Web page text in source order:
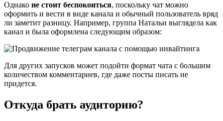
Однако не стоит беспокоиться, поскольку чат можно
оформить и вести в виде канала и обычный пользователь вряд
ли заметит разницу. Например, группа Натальи выглядела как
канал и была оформлена следующим образом:
Для других запусков может подойти формат чата с большим
количеством комментариев, где даже посты писать не
придется.
Откуда брать аудиторию?